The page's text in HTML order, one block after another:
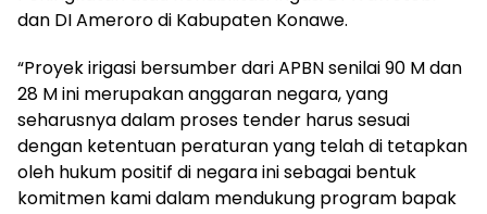
dan DI Ameroro di Kabupaten Konawe.
“Proyek irigasi bersumber dari APBN senilai 90 M dan
28 M ini merupakan anggaran negara, yang
seharusnya dalam proses tender harus sesuai
dengan ketentuan peraturan yang telah di tetapkan
oleh hukum positif di negara ini sebagai bentuk
komitmen kami dalam mendukung program bapak